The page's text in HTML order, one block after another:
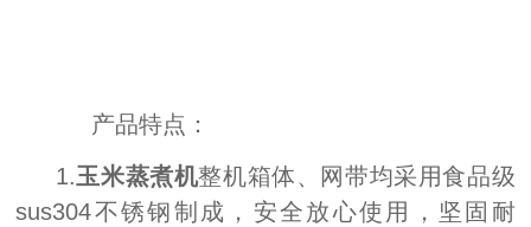
产品特点：
1.玉米蒸煮机整机箱体、网带均采用食品级
sus304不锈钢制成，安全放心使用，坚固耐